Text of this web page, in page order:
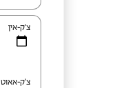
צ'ק-אין
צ'ק-אאוט